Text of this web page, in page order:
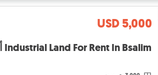
USD 5,000
Industrial Land For Rent In Bsalim أرض صناعية للاجار في بصاليم